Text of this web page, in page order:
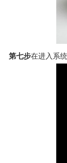
第七步在进入系